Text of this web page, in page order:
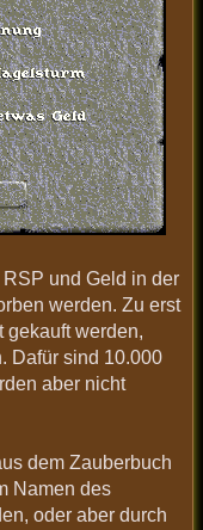
und Geld in der
werden. Zu erst
gekauft werden,
Dafür sind 10.000
aber nicht
dem Zauberbuch
Namen des
oder aber durch